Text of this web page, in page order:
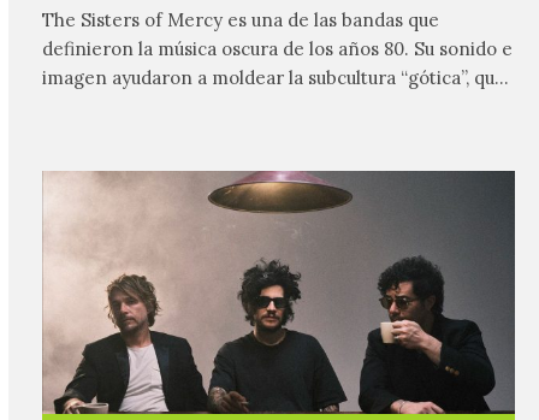
The Sisters of Mercy es una de las bandas que
definieron la música oscura de los años 80. Su sonido e
imagen ayudaron a moldear la subcultura “gótica”, que